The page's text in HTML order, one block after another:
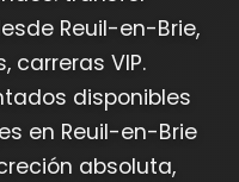
Reuil-en-Brie,
carreras VIP.
disponibles
en Reuil-en-Brie
absoluta,